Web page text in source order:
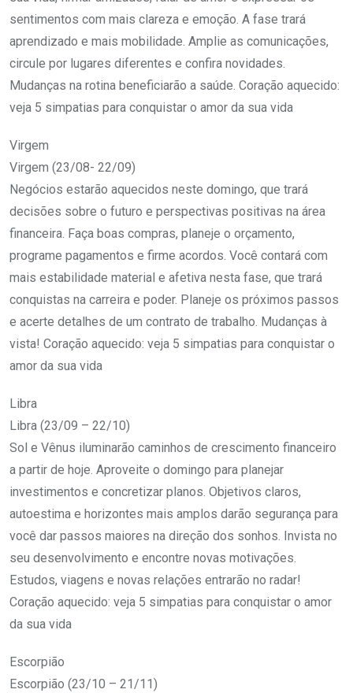
sentimentos com mais clareza e emoção. A fase trará
aprendizado e mais mobilidade. Amplie as comunicações,
circule por lugares diferentes e confira novidades.
Mudanças na rotina beneficiarão a saúde. Coração aquecido:
veja 5 simpatias para conquistar o amor da sua vida
Virgem
Virgem (23/08- 22/09)
Negócios estarão aquecidos neste domingo, que trará
decisões sobre o futuro e perspectivas positivas na área
financeira. Faça boas compras, planeje o orçamento,
programe pagamentos e firme acordos. Você contará com
mais estabilidade material e afetiva nesta fase, que trará
conquistas na carreira e poder. Planeje os próximos passos
e acerte detalhes de um contrato de trabalho. Mudanças à
vista! Coração aquecido: veja 5 simpatias para conquistar o
amor da sua vida
Libra
Libra (23/09 – 22/10)
Sol e Vênus iluminarão caminhos de crescimento financeiro
a partir de hoje. Aproveite o domingo para planejar
investimentos e concretizar planos. Objetivos claros,
autoestima e horizontes mais amplos darão segurança para
você dar passos maiores na direção dos sonhos. Invista no
seu desenvolvimento e encontre novas motivações.
Estudos, viagens e novas relações entrarão no radar!
Coração aquecido: veja 5 simpatias para conquistar o amor
da sua vida
Escorpião
Escorpião (23/10 – 21/11)